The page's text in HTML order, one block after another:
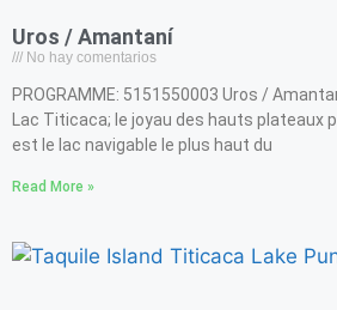
Uros / Amantaní
No hay comentarios
PROGRAMME: 5151550003 Uros /
Lac Titicaca; le joyau des hauts plateaux
est le lac navigable le plus haut du
Read More »